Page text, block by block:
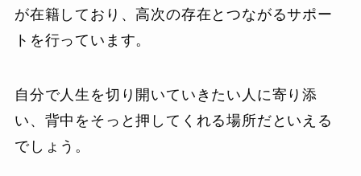
が在籍しており、高次の存在とつながるサポー
トを行っています。
自分で人生を切り開いていきたい人に寄り添
い、背中をそっと押してくれる場所だといえる
でしょう。